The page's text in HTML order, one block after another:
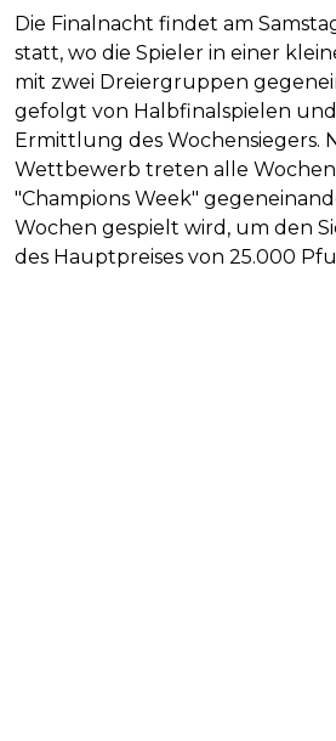
Die Finalnacht findet am
statt, wo die Spieler in einer
mit zwei Dreiergruppen
gefolgt von Halbfinalspielen
Ermittlung des Wochensiegers.
Wettbewerb treten alle
"Champions Week"
Wochen gespielt wird, um den
des Hauptpreises von 25.000